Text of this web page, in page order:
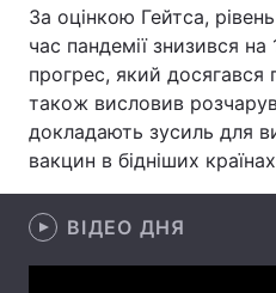
Екологія
Лонгріди
Відео з Youtube
Інтерв'ю
Архів
За оцінкою Гейтса, рівень
час пандемії знизився на
прогрес, який досягався
також висловив
докладають зусиль для
вакцин в бідніших
ВІДЕО ДНЯ